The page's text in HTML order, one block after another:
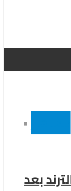
•
بعد